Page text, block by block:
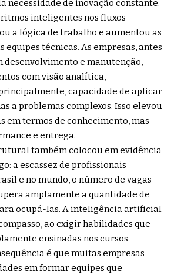
necessidade de inovação constante.
inteligentes nos fluxos
a lógica de trabalho e aumentou as
equipes técnicas. As empresas, antes
desenvolvimento e manutenção,
com visão analítica,
capacidade de aplicar
a problemas complexos. Isso elevou
em termos de conhecimento, mas
e entrega.
também colocou em evidência
a escassez de profissionais
e no mundo, o número de vagas
amplamente a quantidade de
ocupá-las. A inteligência artificial
ao exigir habilidades que
ensinadas nos cursos
é que muitas empresas
em formar equipes que